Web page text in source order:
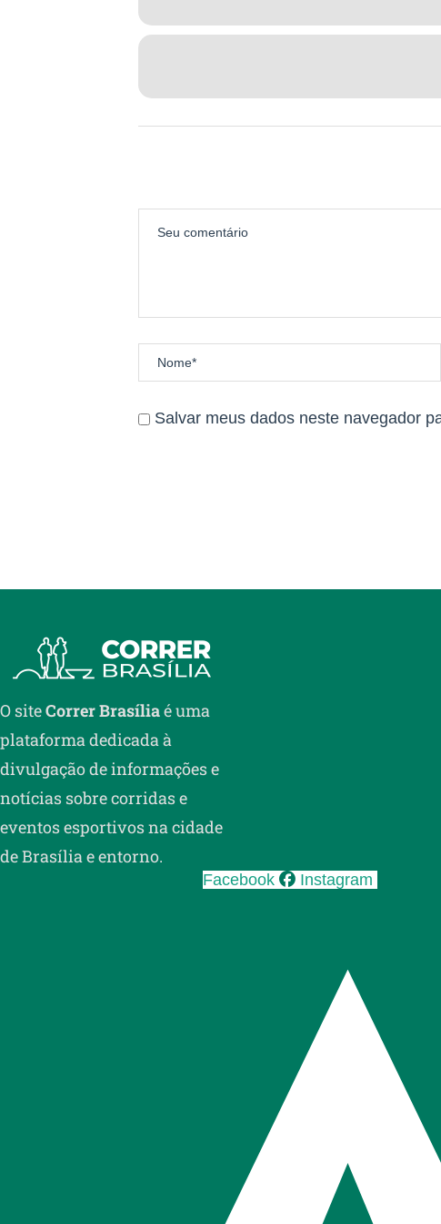
Link do termo de responsabilidade:
A gente se vê no Cerrado
Salvar meus dados neste navegador
O siteCorrer Brasíliaé uma
plataforma dedicada à
divulgação de informações e
notícias sobre corridas e
eventos esportivos na cidade
de Brasília e entorno.
Facebook Instagram